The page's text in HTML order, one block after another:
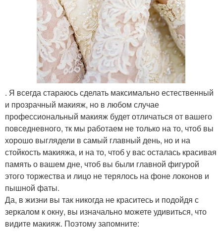
. Я всегда стараюсь сделать максимально естественный
и прозрачный макияж, но в любом случае
профессиональный макияж будет отличаться от вашего
повседневного, тк мы работаем не только на то, чтоб вы
хорошо выглядели в самый главный день, но и на
стойкость макияжа, и на то, чтоб у вас осталась красивая
память о вашем дне, чтоб вы были главной фигурой
этого торжества и лицо не терялось на фоне локонов и
пышной фаты.
Да, в жизни вы так никогда не краситесь и подойдя с
зеркалом к окну, вы изначально можете удивиться, что
видите макияж. Поэтому запомните: